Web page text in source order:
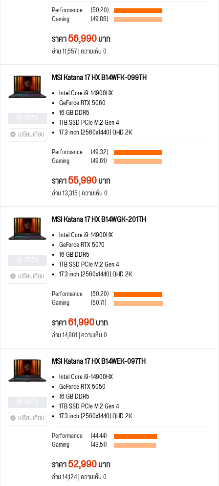
Performance
(50.20)
Gaming (49.88)
ราคา56,990บาท
อ่าน 11,557 | ความเห็น 0
เปรียบเทียบ
MSI Katana 17 HX B14WFK-099TH
Intel Core i9-14900HX
GeForce RTX 5060
16 GB DDR5
1TB SSD PCIe M.2 Gen 4
17.3 inch (2560x1440) QHD 2K
Performance
(49.32)
Gaming (49.61)
ราคา55,990บาท
อ่าน 13,315 | ความเห็น 0
เปรียบเทียบ
MSI Katana 17 HX B14WGK-201TH
Intel Core i9-14900HX
GeForce RTX 5070
16 GB DDR5
1TB SSD PCIe M.2 Gen 4
17.3 inch (2560x1440) QHD 2K
Performance
(50.20)
Gaming (50.71)
ราคา61,990บาท
อ่าน 14,861 | ความเห็น 0
เปรียบเทียบ
MSI Katana 17 HX B14WEK-097TH
Intel Core i9-14900HX
GeForce RTX 5050
16 GB DDR5
1TB SSD PCIe M.2 Gen 4
17.3 inch (2560x1440) QHD 2K
Performance
(44.44)
Gaming (43.51)
ราคา52,990บาท
อ่าน 14,124 | ความเห็น 0